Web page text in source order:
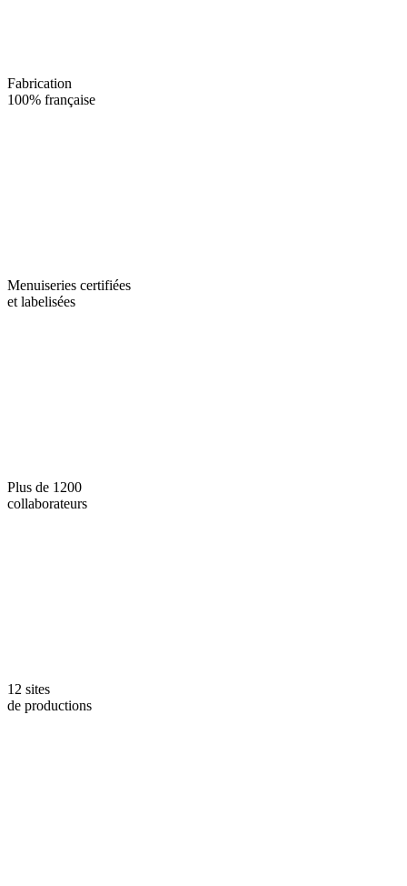
Fabrication
100% française
Menuiseries certifiées
et labelisées
Plus de 1200
collaborateurs
12 sites
de productions